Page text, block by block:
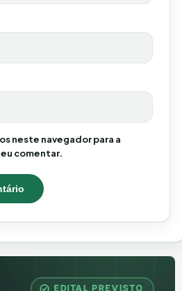
neste navegador para a
comentar.